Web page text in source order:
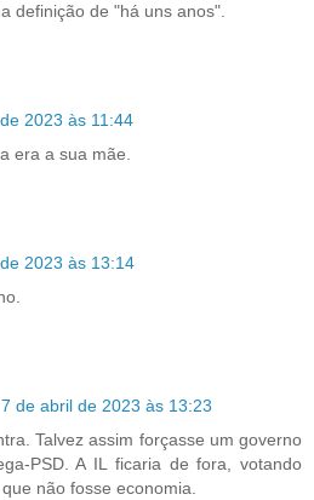
definição de "há uns anos".
2023 às 11:44
era a sua mãe.
2023 às 13:14
7 de abril de 2023 às 13:23
Talvez assim forçasse um governo
PSD. A IL ficaria de fora, votando
não fosse economia.